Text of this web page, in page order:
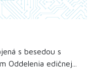
s besedou s
Oddelenia edičnej...